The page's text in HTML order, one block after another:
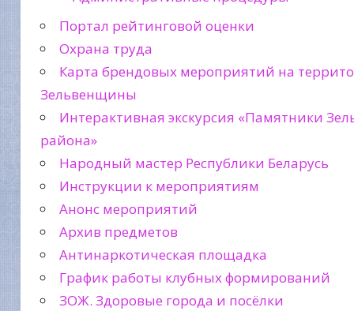
Портал рейтинговой оценки
Охрана труда
Карта брендовых мероприятий на
Зельвенщины
Интерактивная экскурсия «Памятники
района»
Народный мастер Республики Беларусь
Инструкции к мероприятиям
Анонс мероприятий
Архив предметов
Антинаркотическая площадка
График работы клубных формирований
ЗОЖ. Здоровые города и посёлки